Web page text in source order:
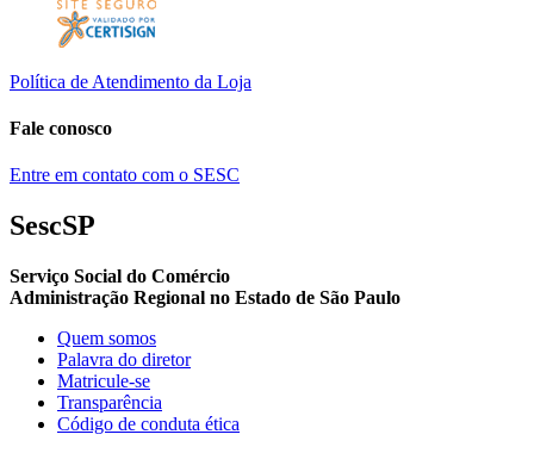
Política de Atendimento da Loja
Fale conosco
Entre em contato com o SESC
SescSP
Serviço Social do Comércio
Administração Regional no Estado de São Paulo
Quem somos
Palavra do diretor
Matricule-se
Transparência
Código de conduta ética